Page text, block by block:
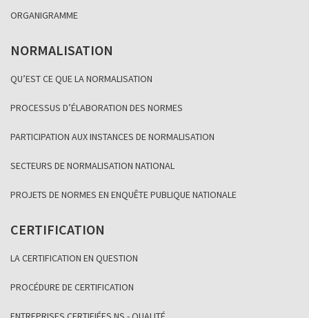
ORGANIGRAMME
NORMALISATION
QU’EST CE QUE LA NORMALISATION
PROCESSUS D’ÉLABORATION DES NORMES
PARTICIPATION AUX INSTANCES DE NORMALISATION
SECTEURS DE NORMALISATION NATIONAL
PROJETS DE NORMES EN ENQUÊTE PUBLIQUE NATIONALE
CERTIFICATION
LA CERTIFICATION EN QUESTION
PROCÉDURE DE CERTIFICATION